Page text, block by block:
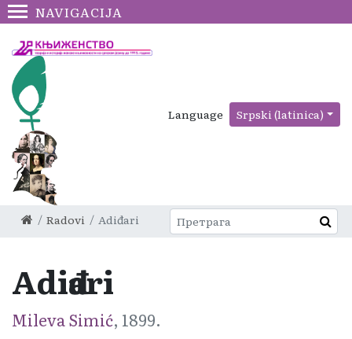
NAVIGACIJA
Language Srpski (latinica)
Radovi Adiđari
Adiđari
Mileva Simić, 1899.